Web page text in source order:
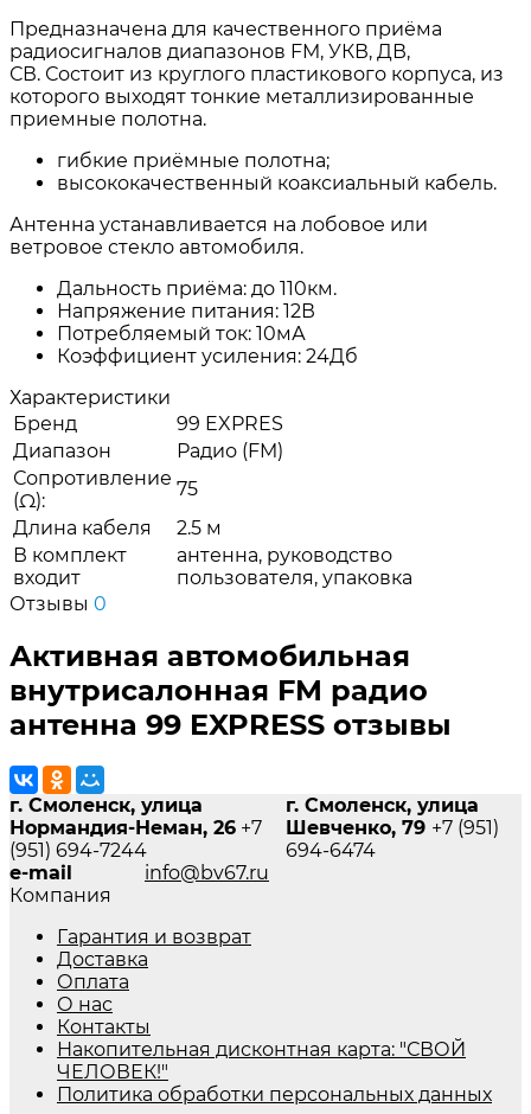
Предназначена для качественного приёма
радиосигналов диапазонов FM, УКВ, ДВ,
СВ. Состоит из круглого пластикового корпуса, из
которого выходят тонкие металлизированные
приемные полотна.
гибкие приёмные полотна;
высококачественный коаксиальный кабель.
Антенна устанавливается на лобовое или
ветровое стекло автомобиля.
Дальность приёма: до 110км.
Напряжение питания: 12В
Потребляемый ток: 10мА
Коэффициент усиления: 24Дб
Характеристики
Бренд
99 EXPRES
Диапазон
Радио (FM)
Сопротивление
(Ω):
75
Длина кабеля
2.5 м
В комплект
входит
антенна, руководство
пользователя, упаковка
Отзывы 0
Активная автомобильная
внутрисалонная FM радио
антенна 99 EXPRESS отзывы
г. Смоленск, улица
Нормандия-Неман, 26 +7
(951) 694-7244
г. Смоленск, улица
Шевченко, 79 +7 (951)
694-6474
e-mail
info@bv67.ru
Компания
Гарантия и возврат
Доставка
Оплата
О нас
Контакты
Накопительная дисконтная карта: "СВОЙ
ЧЕЛОВЕК!"
Политика обработки персональных данных